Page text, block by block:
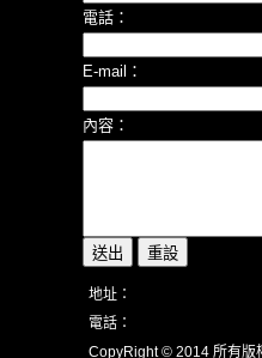
電話：
E-mail：
內容：
地址：
電話：
CopyRight © 2014 所有版